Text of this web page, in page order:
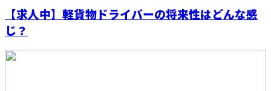
【求人中】軽貨物ドライバーの将来性はどんな感
じ？